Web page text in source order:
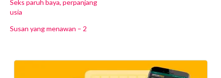
Seks paruh baya, perpanjang
usia
Susan yang menawan – 2